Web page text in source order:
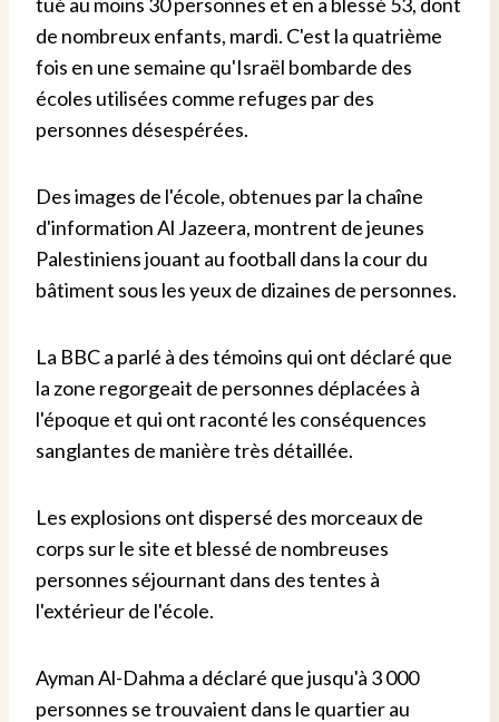
de nombreux enfants, mardi. C'est la quatrième
fois en une semaine qu'Israël bombarde des
écoles utilisées comme refuges par des
personnes désespérées.
Des images de l'école, obtenues par la chaîne
d'information Al Jazeera, montrent de jeunes
Palestiniens jouant au football dans la cour du
bâtiment sous les yeux de dizaines de personnes.
La BBC a parlé à des témoins qui ont déclaré que
la zone regorgeait de personnes déplacées à
l'époque et qui ont raconté les conséquences
sanglantes de manière très détaillée.
Les explosions ont dispersé des morceaux de
corps sur le site et blessé de nombreuses
personnes séjournant dans des tentes à
l'extérieur de l'école.
Ayman Al-Dahma a déclaré que jusqu'à 3 000
personnes se trouvaient dans le quartier au